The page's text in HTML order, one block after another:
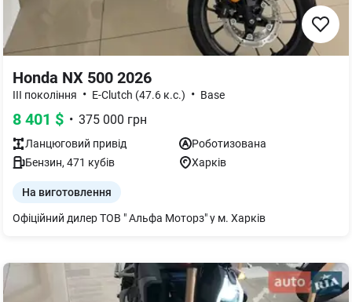
Honda NX 500 2026
III покоління • E-Clutch (47.6 к.с.) • Base
8 401 $ • 375 000 грн
Ланцюговий привід
Роботизована
Бензин, 471 кубів Харків
На виготовлення
Офіційний дилер ТОВ " Альфа Моторз" у м. Харків